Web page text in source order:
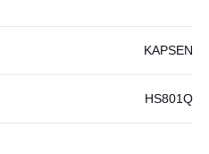
KAPSEN
HS801Q